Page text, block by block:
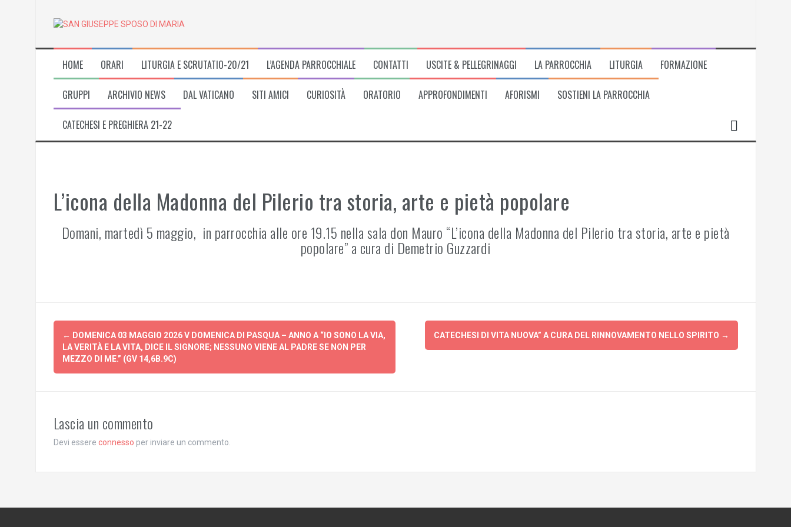
HOME ORARI LITURGIA E SCRUTATIO-20/21 L’AGENDA PARROCCHIALE CONTATTI USCITE & PELLEGRINAGGI LA PARROCCHIA LITURGIA FORMAZIONE
GRUPPI ARCHIVIO NEWS DAL VATICANO SITI AMICI CURIOSITÀ ORATORIO APPROFONDIMENTI AFORISMI SOSTIENI LA PARROCCHIA
CATECHESI E PREGHIERA 21-22
L’icona della Madonna del Pilerio tra storia, arte e pietà popolare
Domani, martedì 5 maggio, in parrocchia alle ore 19.15 nella sala don Mauro “L’icona della Madonna del Pilerio tra storia, arte e pietà
popolare” a cura di Demetrio Guzzardi
Post
navigation
← DOMENICA 03 MAGGIO 2026 V DOMENICA DI PASQUA – ANNO A “IO SONO LA VIA,
LA VERITÀ E LA VITA, DICE IL SIGNORE; NESSUNO VIENE AL PADRE SE NON PER
MEZZO DI ME.” (GV 14,6B.9C)
CATECHESI DI VITA NUOVA” A CURA DEL RINNOVAMENTO NELLO SPIRITO →
Lascia un commento
Devi essere connesso per inviare un commento.